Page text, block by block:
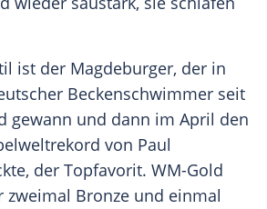
ist der Magdeburger, der in
Beckenschwimmer seit
gewann und dann im April den
von Paul
der Topfavorit. WM-Gold
zweimal Bronze und einmal